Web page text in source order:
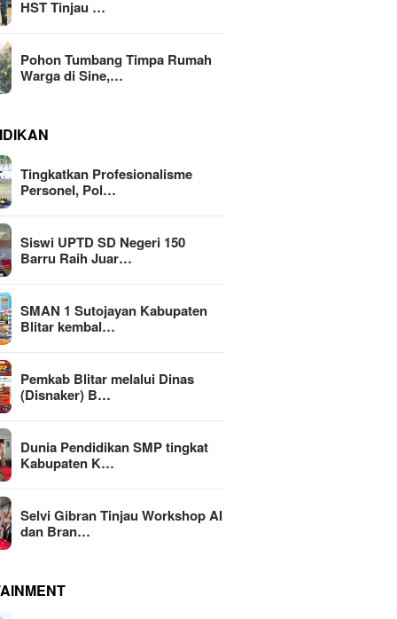
HST Tinjau …
Pohon Tumbang Timpa Rumah
Warga di Sine,…
Tingkatkan Profesionalisme
Personel, Pol…
Siswi UPTD SD Negeri 150
Barru Raih Juar…
SMAN 1 Sutojayan Kabupaten
Blitar kembal…
Pemkab Blitar melalui Dinas
(Disnaker) B…
Dunia Pendidikan SMP tingkat
Kabupaten K…
Selvi Gibran Tinjau Workshop AI
dan Bran…